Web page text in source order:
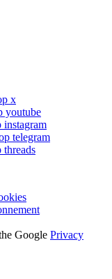
x
youtube
instagram
telegram
threads
Google Privacy